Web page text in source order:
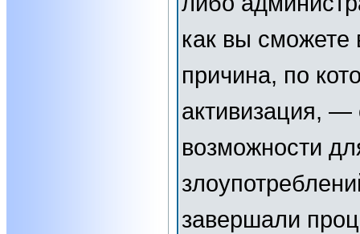
как вы сможете
причина, по
активизация,
возможности
завершали